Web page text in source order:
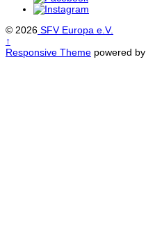
© 2026 SFV Europa e.V.
↑
Responsive Theme powered by